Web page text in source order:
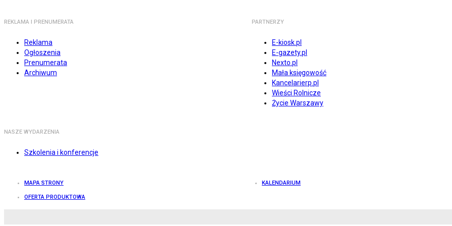
REKLAMA I PRENUMERATA
Reklama
Ogłoszenia
Prenumerata
Archiwum
PARTNERZY
E-kiosk.pl
E-gazety.pl
Nexto.pl
Mała księgowość
Kancelarierp.pl
Wieści Rolnicze
Życie Warszawy
NASZE WYDARZENIA
Szkolenia i konferencje
MAPA STRONY KALENDARIUM
OFERTA PRODUKTOWA